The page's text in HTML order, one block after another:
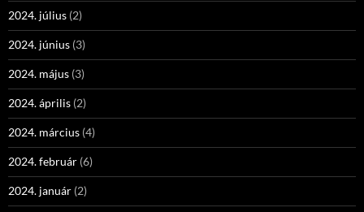
2024. július (2)
2024. június (3)
2024. május (3)
2024. április (2)
2024. március (4)
2024. február (6)
2024. január (2)